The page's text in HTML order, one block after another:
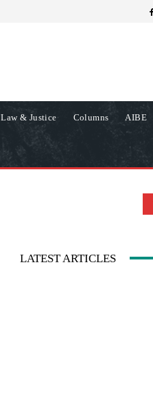
Law & Justice Columns AIBE
LATEST ARTICLES